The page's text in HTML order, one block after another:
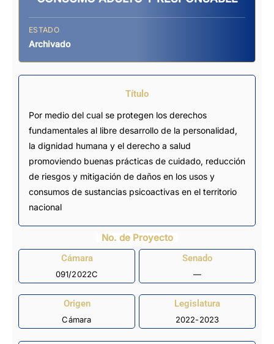
ESTADO
Archivado
Título
Por medio del cual se protegen los derechos
fundamentales al libre desarrollo de la personalidad,
la dignidad humana y el derecho a salud
promoviendo buenas prácticas de cuidado, reducción
de riesgos y mitigación de daños en los usos y
consumos de sustancias psicoactivas en el territorio
nacional
No. de Proyecto
Cámara
091/2022C
Senado
—
Origen
Cámara
Legislatura
2022-2023